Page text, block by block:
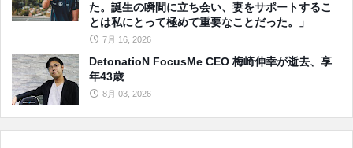
た。誕生の瞬間に立ち会い、妻をサポートするこ
とは私にとって極めて重要なことだった。」
7月 16, 2026
DetonatioN FocusMe CEO 梅崎伸幸が逝去、享
年43歳
8月 03, 2026